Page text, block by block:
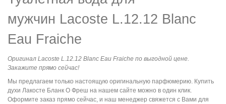
мужчин Lacoste L.12.12 Blanc
Eau Fraiche
Оригинал Lacoste L.12.12 Blanc Eau Fraiche по выгодной цене.
Закажите прямо сейчас!
Мы предлагаем только настоящую оригинальную парфюмерию. Купить
духи Лакосте Бланк О Фреш на нашем сайте можно в один клик.
Оформите заказ прямо сейчас, и наш менеджер свяжется с Вами для